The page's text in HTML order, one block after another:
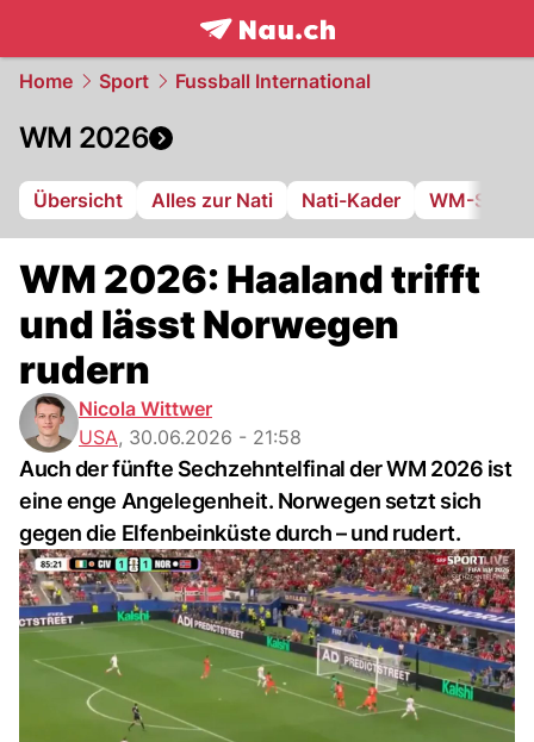
frontpage.NAU.ch
Home Sport Fussball International
WM 2026
Übersicht Alles zur Nati Nati-Kader WM-
WM 2026: Haaland trifft
und lässt Norwegen
rudern
Nicola Wittwer
USA, 30.06.2026 - 21:58
Auch der fünfte Sechzehntelfinal der WM 2026 ist
eine enge Angelegenheit. Norwegen setzt sich
gegen die Elfenbeinküste durch – und rudert.